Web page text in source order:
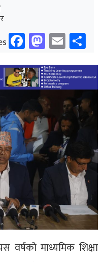
Facebook
Email
वर्षको माध्यमिक शिक्षा